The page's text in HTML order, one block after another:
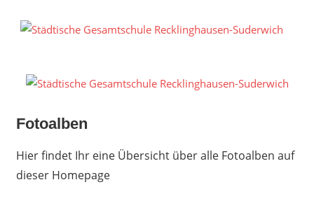
Inhalt
Fotoalben
Hier findet Ihr eine Übersicht über alle Fotoalben auf
dieser Homepage